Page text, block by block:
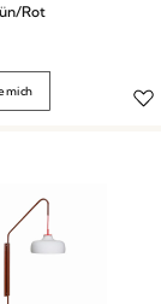
Rot
mich